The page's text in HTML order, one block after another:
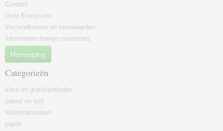
Contact
Over Everycolor
Verzendkosten en voorwaarden
Information foreign customers
Herroeping
Categorieën
kleur en grafietpotloden
pastel en krijt
tekenmaterialen
papier